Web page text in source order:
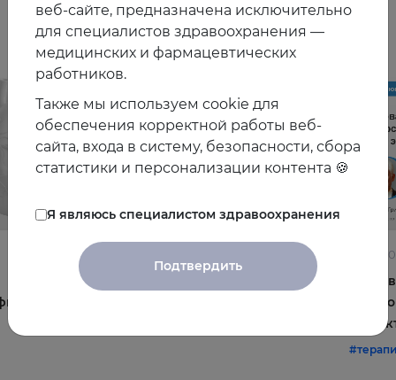
Другие видео
22.06.2026
Постменопауза на приёме: алгоритмы для
и
и
веб-сайте, предназначена исключительно
для специалистов здравоохранения —
медицинских и фармацевтических
работников.
Также мы используем cookie для
обеспечения корректной работы веб-
сайта, входа в систему, безопасности, сбора
статистики и персонализации контента 🍪
Я являюсь специалистом здравоохранения
Подтвердить